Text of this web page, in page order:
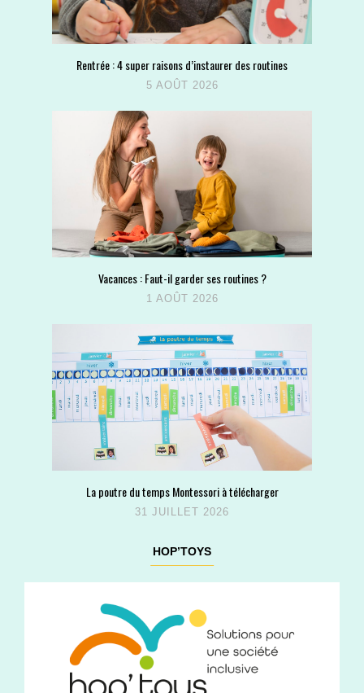
Rentrée : 4 super raisons d’instaurer des routines
5 AOÛT 2026
Vacances : Faut-il garder ses routines ?
1 AOÛT 2026
La poutre du temps Montessori à télécharger
31 JUILLET 2026
HOP’TOYS